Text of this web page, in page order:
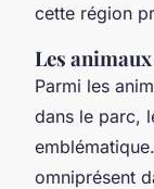
cette région
Les
Parmi les
dans le parc,
omniprésent